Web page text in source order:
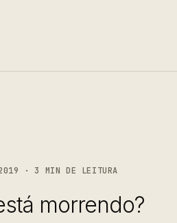
· 3 MIN DE LEITURA
morrendo?